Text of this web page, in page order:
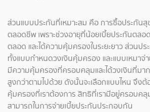
ส่วนแบบประกันที่เหมาะสม คือ การซื้อประกัน
ตลอดชีพ เพราะช่วงอายุที่น้อยเบี้ยประกันตลอ
ตลอด และได้ความคุ้มครองในระยะยาว ส่วนป
ทั้งแบบกำหนดวงเงินคุ้มครอง และแบบเหมาจ่
มีความคุ้มครองที่ครอบคลุมและได้วงเงินที่มา
สูงกว่าตามไปด้วย ดังนั้นจะเลือกแบบไหน จึง
คุ้มครองที่เราต้องการ สิทธิที่เรามีอยู่ครอบคลุ
สามารถในการจ่ายเบี้ยประกันประกอบกัน